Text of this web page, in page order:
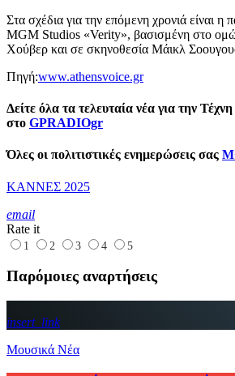
Στα σχέδια για την επόμενη χρονιά είναι
MGM Studios «Verity», βασισμένη στο
Χούβερ και σε σκηνοθεσία Μάικλ
Πηγή:www.athensvoice.gr
Δείτε όλα τα τελευταία νέα για την
στο GPRADIOgr
Όλες οι πολιτιστικές ενημερώσεις σας
ΚΑΝΝΕΣ 2025
email
Rate it
1 2 3 4 5
Παρόμοιες αναρτήσεις
insert_link
Μουσικά Νέα